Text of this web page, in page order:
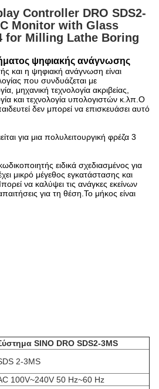
Controller DRO SDS2-
Monitor with Glass
for Milling Lathe Boring
ψηφιακής ανάγνωσης
και η ψηφιακή ανάγνωση είναι
που συνδυάζεται με
μηχανική τεχνολογία ακριβείας,
και τεχνολογία υπολογιστών κ.λπ.Ο
δεν μπορεί να επισκευάσει αυτό
για μια πολυλειτουργική φρέζα 3
ειδικά σχεδιασμένος για
μικρό μέγεθος εγκατάστασης και
να καλύψει τις ανάγκες εκείνων
για τη θέση.Το μήκος είναι
SINO DRO SDS2-3MS
2-3MS
100V~240V 50 Hz~60 Hz